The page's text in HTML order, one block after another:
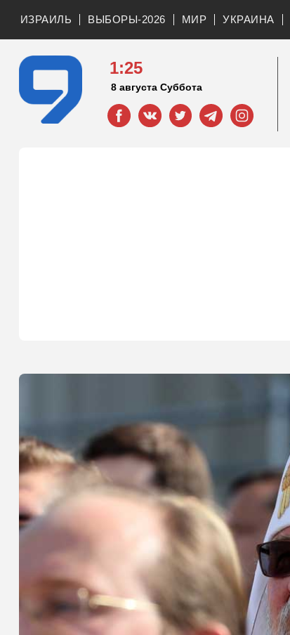
ИЗРАИЛЬ ВЫБОРЫ-2026 МИР УКРАИНА
1:25
8 августа Суббота